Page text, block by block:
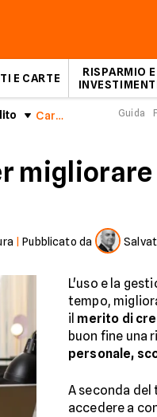
E CARTE
RISPARMIO E
Carte di credito e credit score Guida
|Pubblicato da
L'uso e la
tempo,
il merito di
buon fine una
personale,
A seconda
accedere a